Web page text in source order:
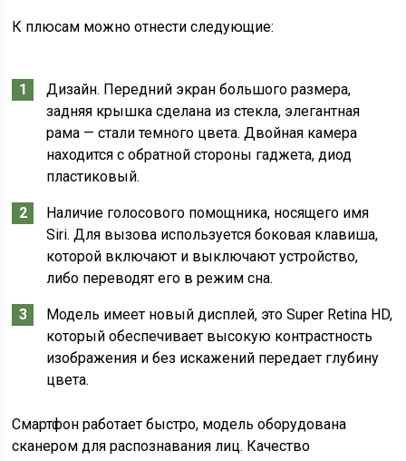
К плюсам можно отнести следующие:
Дизайн. Передний экран большого размера,
задняя крышка сделана из стекла, элегантная
рама — стали темного цвета. Двойная камера
находится с обратной стороны гаджета, диод
пластиковый.
Наличие голосового помощника, носящего имя
Siri. Для вызова используется боковая клавиша,
которой включают и выключают устройство,
либо переводят его в режим сна.
Модель имеет новый дисплей, это Super Retina HD,
который обеспечивает высокую контрастность
изображения и без искажений передает глубину
цвета.
Смартфон работает быстро, модель оборудована
сканером для распознавания лиц. Качество